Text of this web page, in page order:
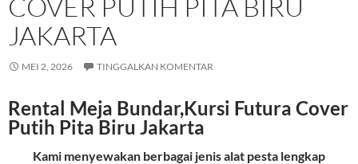
COVER PUTIH PITA BIRU
JAKARTA
MEI 2, 2026 TINGGALKAN KOMENTAR
Rental Meja Bundar,Kursi Futura Cover
Putih Pita Biru Jakarta
Kami menyewakan berbagai jenis alat pesta lengkap